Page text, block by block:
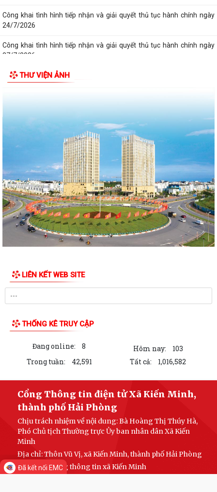
Công khai tình hình tiếp nhận và giải quyết thủ tục hành chính ngày
24/7/2026
Công khai tình hình tiếp nhận và giải quyết thủ tục hành chính ngày
27/7/2026
THƯ VIỆN ẢNH
LIÊN KẾT WEB SITE
THỐNG KÊ TRUY CẬP
Đang online: 8 Hôm nay:
103
Trong tuần:
42,591 Tất cả: 1,016,582
Cổng Thông tin điện tử Xã Kiến Minh,
thành phố Hải Phòng
Chịu trách nhiệm về nội dung: Bà Hoàng Thị Thúy Hà,
Phó Chủ tịch Thường trực Ủy ban nhân dân Xã Kiến
Minh
Địa chỉ: Thôn Vũ Vị, xã Kiến Minh, thành phố Hải Phòng
Fanpage: Cổng thông tin xã Kiến Minh
Đã kết nối EMC